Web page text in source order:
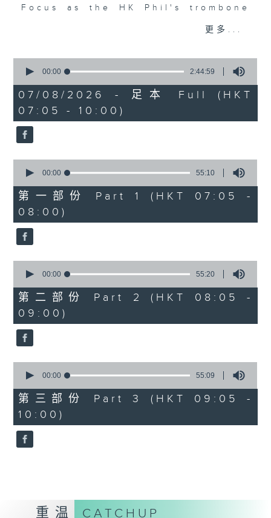
Focus as the HK Phil's trombone
joins Principal Clarinet Andrew
orchestra stories, the secrets of
their auxiliary instruments, and
the rare repertoire that brings
these slides and keys into the
更多...
seconds
2
hours,
44
minutes,
59
seconds
00:00 2:44:59
07/08/2026 - 足本 Full (HKT
07:05 - 10:00)
seconds
55
minutes,
10
seconds
00:00 55:10
第一部份 Part 1 (HKT 07:05 -
08:00)
seconds
55
minutes,
20
seconds
00:00 55:20
第二部份 Part 2 (HKT 08:05 -
09:00)
seconds
55
minutes,
9
seconds
00:00 55:09
第三部份 Part 3 (HKT 09:05 -
10:00)
重温 CATCHUP